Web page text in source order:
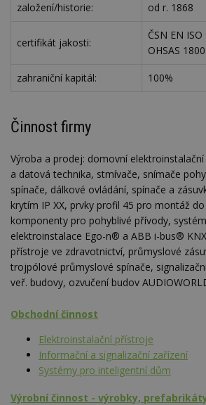
založení/historie: od r. 1868
certifikát jakosti:
ČSN EN
OHSAS
zahraniční kapitál: 100%
Činnost firmy
Výroba a prodej: domovní
a datová technika, stmívače, snímače
spínače, dálkové ovládání, spínače a
krytím IP XX, prvky profil 45 pro montáž
komponenty pro pohyblivé přívody,
elektroinstalace Ego-n® a ABB i-bus®
přístroje ve zdravotnictví, průmyslové
trojpólové průmyslové spínače,
veř. budovy, ozvučení budov
Obchodní činnost
Elektroinstalační přístroje
Informační a signalizační zařízení
Systémy pro inteligentní dům
Výrobní činnost - výrobky,